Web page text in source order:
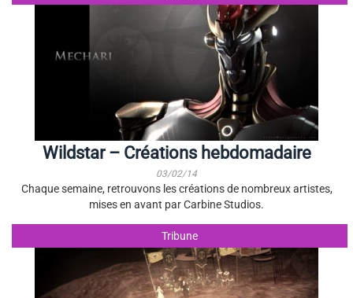
Wildstar – Créations hebdomadaire
03/02/14
Chaque semaine, retrouvons les créations de nombreux artistes,
mises en avant par Carbine Studios.
Tribune